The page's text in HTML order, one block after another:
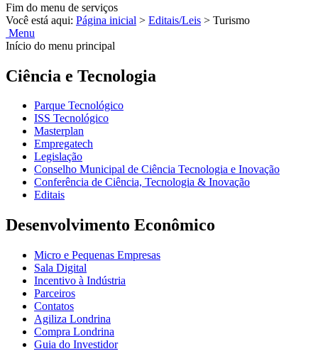
Fim do menu de serviços
Você está aqui: Página inicial > Editais/Leis > Turismo
Menu
Início do menu principal
Ciência e Tecnologia
Parque Tecnológico
ISS Tecnológico
Masterplan
Empregatech
Legislação
Conselho Municipal de Ciência Tecnologia e Inovação
Conferência de Ciência, Tecnologia & Inovação
Editais
Desenvolvimento Econômico
Micro e Pequenas Empresas
Sala Digital
Incentivo à Indústria
Parceiros
Contatos
Agiliza Londrina
Compra Londrina
Guia do Investidor